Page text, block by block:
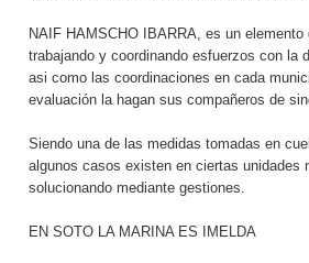
NAIF HAMSCHO IBARRA, es un elemento
trabajando y coordinando esfuerzos con la
asi como las coordinaciones en cada
evaluación la hagan sus compañeros de
Siendo una de las medidas tomadas en
algunos casos existen en ciertas unidades
solucionando mediante gestiones.
EN SOTO LA MARINA ES IMELDA